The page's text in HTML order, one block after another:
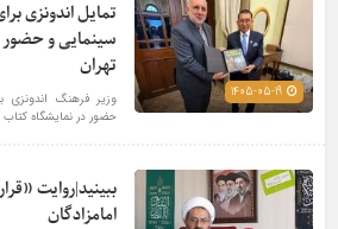
تمایل اندونزی
سینمایی و حضور
تهران
وزیر فرهنگ اندونزی
حضور در نمایشگاه کتاب
ببینید|روایت
امامزادگان